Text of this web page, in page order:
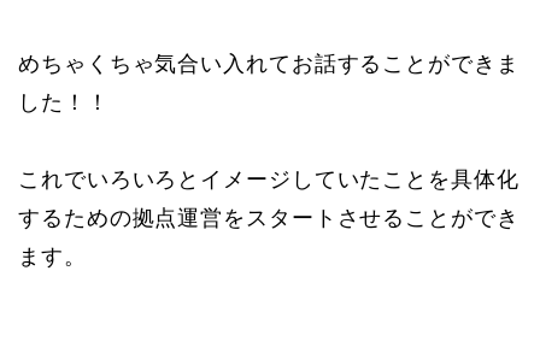
めちゃくちゃ気合い入れてお話することができま
した！！
これでいろいろとイメージしていたことを具体化
するための拠点運営をスタートさせることができ
ます。